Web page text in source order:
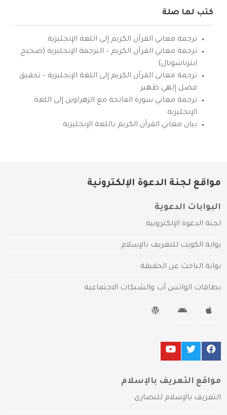
كتب لها صلة
ترجمة معاني القرآن الكريم إلى اللغة الإنجليزية
ترجمة معاني القرآن الكريم – الترجمة الإنجليزية (صحيح
انترناشونال)
ترجمة معاني القرآن الكريم إلى اللغة الإنجليزية – تحقيق
فضل إلهي ظهير
ترجمة معاني سورة الفاتحة مع الزهراوين إلى اللغة
الإنجليزية
بيان معاني القرآن الكريم باللغة الإنجليزية
مواقع لجنة الدعوة الإلكترونية
البوابات الدعوية
لجنة الدعوة الإلكترونية
بوابة الكويت للتعريف بالإسلام
بوابة الباحث عن الحقيقة
بطاقات الواتس آب والشبكات الاجتماعية
مواقع التعريف بالإسلام
التعريف بالإسلام للنصارى